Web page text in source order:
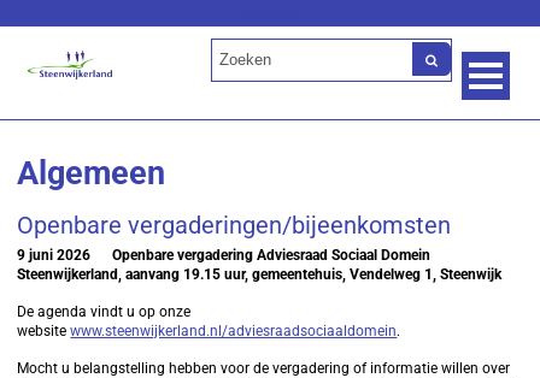
Algemeen
Openbare vergaderingen/bijeenkomsten
9 juni 2026
Openbare vergadering Adviesraad Sociaal Domein
Steenwijkerland, aanvang 19.15 uur, gemeentehuis, Vendelweg 1, Steenwijk
De agenda vindt u op onze
websitewww.steenwijkerland.nl/adviesraadsociaaldomein.
Mocht u belangstelling hebben voor de vergadering of informatie willen over